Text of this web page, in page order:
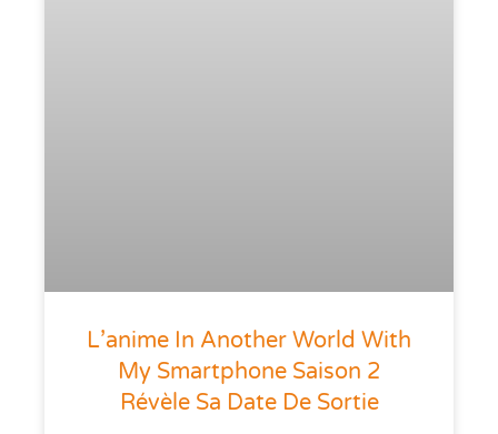
L’anime In Another World With
My Smartphone Saison 2
Révèle Sa Date De Sortie